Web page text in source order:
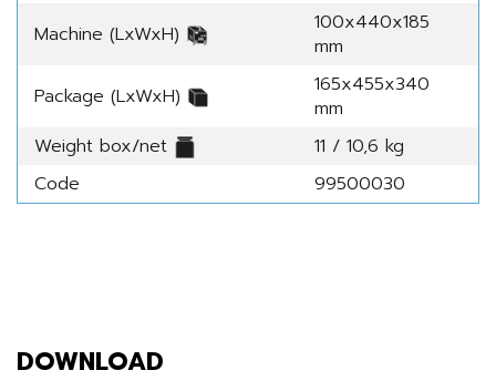
Machine (LxWxH)
100x440x185
mm
Package (LxWxH)
165x455x340
mm
Weight box/net
11 / 10,6 kg
Code
99500030
DOWNLOAD